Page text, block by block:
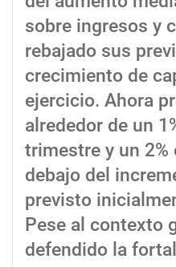
sobre ingresos y
rebajado sus
crecimiento de
ejercicio. Ahora
alrededor de un
trimestre y un 2%
debajo del
previsto
Pese al contexto
defendido la